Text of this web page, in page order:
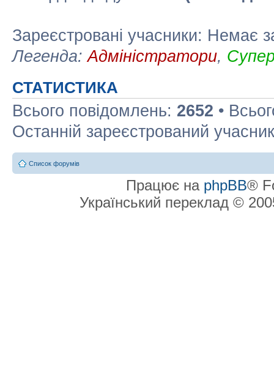
Зареєстровані учасники: Немає
Легенда:Адміністратори,
СТАТИСТИКА
Всього повідомлень: 2652 •
Останній зареєстрований
Список форумів
Працює на phpBB®
Український переклад ©